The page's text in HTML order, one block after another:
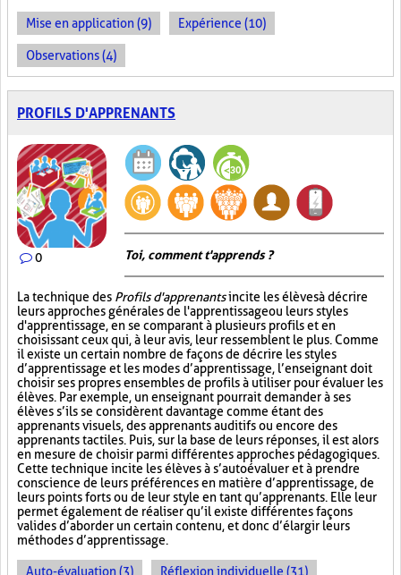
Mise en application (9) Expérience (10)
Observations (4)
PROFILS D'APPRENANTS
0 Toi, comment t'apprends ?
La technique des Profils d'apprenantsincite les élèves à décrire
leurs approches générales de l'apprentissage ou leurs styles
d'apprentissage, en se comparant à plusieurs profils et en
choisissant ceux qui, à leur avis, leur ressemblent le plus. Comme
il existe un certain nombre de façons de décrire les styles
d’apprentissage et les modes d’apprentissage, l’enseignant doit
choisir ses propres ensembles de profils à utiliser pour évaluer les
élèves. Par exemple, un enseignant pourrait demander à ses
élèves s’ils se considèrent davantage comme étant des
apprenants visuels, des apprenants auditifs ou encore des
apprenants tactiles. Puis, sur la base de leurs réponses, il est alors
en mesure de choisir parmi différentes approches pédagogiques.
Cette technique incite les élèves à s’autoévaluer et à prendre
conscience de leurs préférences en matière d’apprentissage, de
leurs points forts ou de leur style en tant qu’apprenants. Elle leur
permet également de réaliser qu’il existe différentes façons
valides d’aborder un certain contenu, et donc d’élargir leurs
méthodes d’apprentissage.
Auto-évaluation (3) Réflexion individuelle (31)